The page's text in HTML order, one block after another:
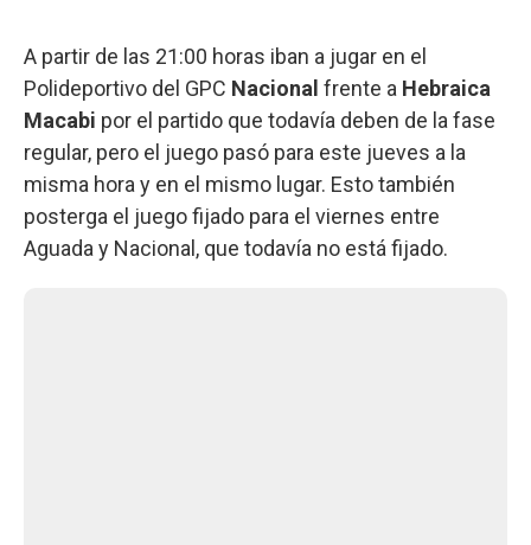
A partir de las 21:00 horas iban a jugar en el
Polideportivo del GPC Nacional frente a Hebraica
Macabi por el partido que todavía deben de la fase
regular, pero el juego pasó para este jueves a la
misma hora y en el mismo lugar. Esto también
posterga el juego fijado para el viernes entre
Aguada y Nacional, que todavía no está fijado.